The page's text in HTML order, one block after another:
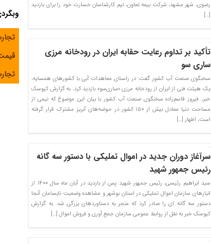
رضوی، شهر مشهد، شرکت بیمه تعاون، تیم کارشناسان خسارت خود را برای بازدید
[…]
تأکید بر تداوم رعایت حقابه ایران در رودخانه مرزی
ساری سو
سخنگوی صنعت آب کشور گفت: در راستای معاهدات آبی با کشورهای همسایه،
یک هیئت فنی از ایران از رودخانه مرزی «ساری‌سو» بازدید کرد. به گزارش کیوسک
خبر، فیروز قاسم‌زاده سخنگوی صنعت آب کشور با بیان این موضوع که نیمی از
مساحت دنیا معادل بیش از ۱۵۰ کشور در حوضه‌های آبریز مشترک قرار گرفته
است، اظهار […]
سرآغاز دوران جدید در اموال تملیکی با دستور سه گانه
رئیس جمهور شهید
سید ابراهیم رئیسی، رئیس جمهور شهید پس از بازدید در آبان ماه سال ۱۴۰۰ از
انبارهای سازمان اموال تملیکی در استان بوشهر و مشاهده وضعیت نابسامان آنجا
دستور سه گانه ای را صادر کرد که منجر به دستاوردهای بزرگی شد. به گزارش
کیوسک خبر به نقل از روابط عمومی سازمان جمع آوری و فروش اموال […]